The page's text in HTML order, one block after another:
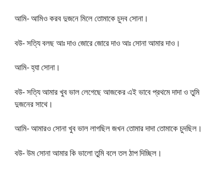
আমি- আমিও করব দুজনে মিলে তোমাকে চুদব সোনা।
বউ- সত্যি বলছ আঃ দাও জোরে জোরে দাও আঃ সোনা আমার দাও।
আমি- হ্যা সোনা।
বউ- সত্যি আমার খুব ভাল লেগেছে আজকের এই ভাবে প্রথমে দাদা ও তুমি
দুজনের সাথে।
আমি- আমারও সোনা খুব ভাল লাগছিল জখন তোমার দাদা তোমাকে চুদছিল।
বউ- উম সোনা আমার কি ভালো তুমি বলে তল ঠাপ দিচ্ছিল।